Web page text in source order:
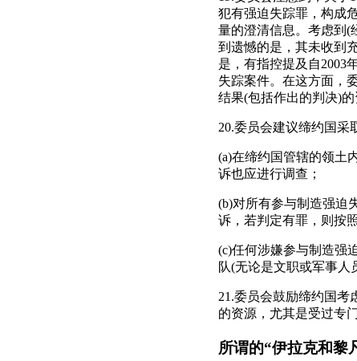
犯有强迫失踪罪，构成
量的澄清信息。考虑到(
到遗憾的是，其未收到
是，有指控提及自2003
失踪案件。在这方面，
结果(包括作出的判决)
20.委员会建议缔约国采
(a)在缔约国管辖的领土
诉也应进行调查；
(b)对所有参与制造强迫
诉，若判定有罪，则按
(c)任何涉嫌参与制造强
队(无论是文职或军事人
21.委员会鼓励缔约国考
的资源，尤其是受过专
所谓的“伊拉克和黎